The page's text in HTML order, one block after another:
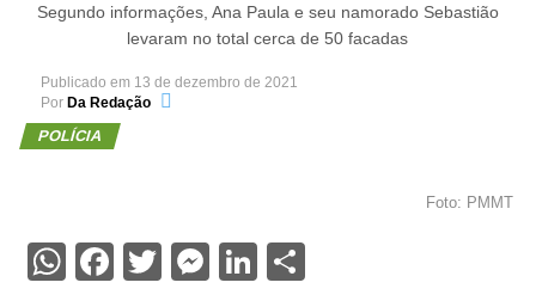
Segundo informações, Ana Paula e seu namorado Sebastião
levaram no total cerca de 50 facadas
Publicado em 13 de dezembro de 2021
Por Da Redação
POLÍCIA
Foto: PMMT
WhatsApp
Facebook
Twitter
Messenger
LinkedIn
Share